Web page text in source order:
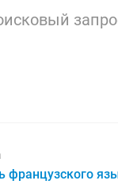
французского